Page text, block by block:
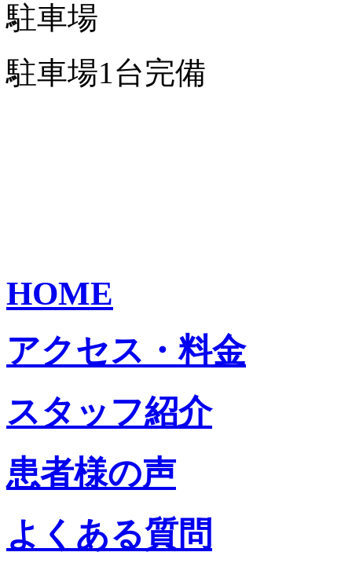
駐車場
駐車場1台完備
HOME
アクセス・料金
スタッフ紹介
患者様の声
よくある質問